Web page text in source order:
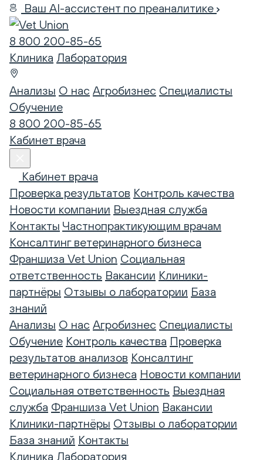
Ваш AI-ассистент по преаналитике
8 800 200-85-65
Клиника Лаборатория
Анализы О нас Агробизнес Специалисты
Обучение
8 800 200-85-65
Кабинет врача
Кабинет врача
Проверка результатов Контроль качества
Новости компании Выездная служба
Контакты Частнопрактикующим врачам
Консалтинг ветеринарного бизнеса
Франшиза Vet Union Социальная
ответственность Вакансии Клиники-
партнёры Отзывы о лаборатории База
знаний
Анализы О нас Агробизнес Специалисты
Обучение Контроль качества Проверка
результатов анализов Консалтинг
ветеринарного бизнеса Новости компании
Социальная ответственность Выездная
служба Франшиза Vet Union Вакансии
Клиники-партнёры Отзывы о лаборатории
База знаний Контакты
Клиника Лаборатория